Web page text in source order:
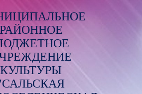
РАЙОННОЕ
КУЛЬТУРЫ